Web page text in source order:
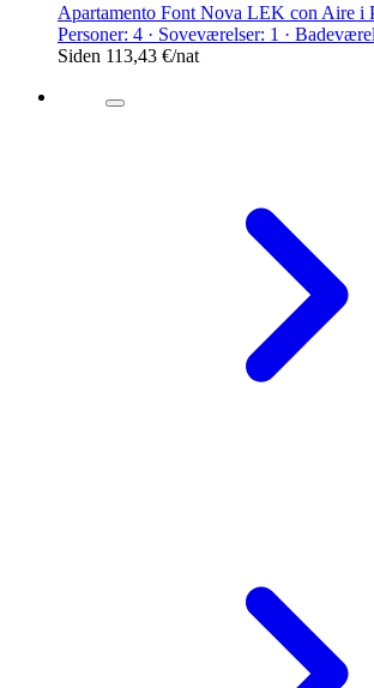
Apartamento Font Nova LEK con Aire i
Personer: 4 · Soveværelser: 1 ·
Siden 113,43 €/nat